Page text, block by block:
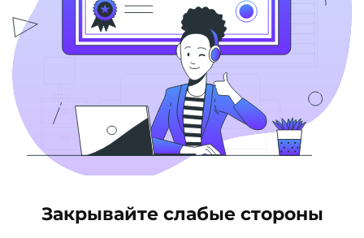
Закрывайте слабые стороны